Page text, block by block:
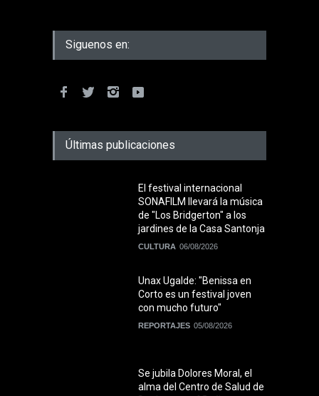
Siguenos en:
Últimas publicaciones
El festival internacional
SONAFILM llevará la música
de "Los Bridgerton" a los
jardines de la Casa Santonja
CULTURA 06/08/2026
Unax Ugalde: "Benissa en
Corto es un festival joven
con mucho futuro"
REPORTAJES 05/08/2026
Se jubila Dolores Moral, el
alma del Centro de Salud de